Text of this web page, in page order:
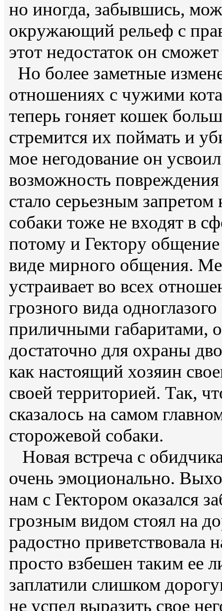
но иногда, забывшись,
окружающий рельеф с
этот недостаток он
Но более заметные
отношениях с чужими
теперь гоняет кошек
стремится их поймать и
мое негодование он
возможность
стало серьезным
собаки тоже не входят в
потому и Гектору
виде мирного общения.
устраивает во всех
грозного вида
приличными габаритами,
достаточно для охраны
как настоящий хозяин
своей территорией. Так,
сказалось на самом
сторожевой собаки.
Новая встреча с
очень эмоционально.
нам с Гектором оказался
грозным видом стоял на
радостно приветствовала
просто взбешен таким ее
заплатили слишком
не успел выразить свое